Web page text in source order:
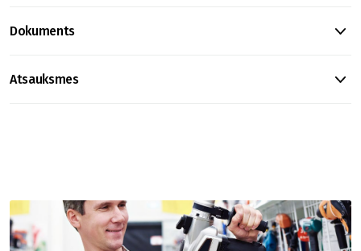
Dokuments
Atsauksmes